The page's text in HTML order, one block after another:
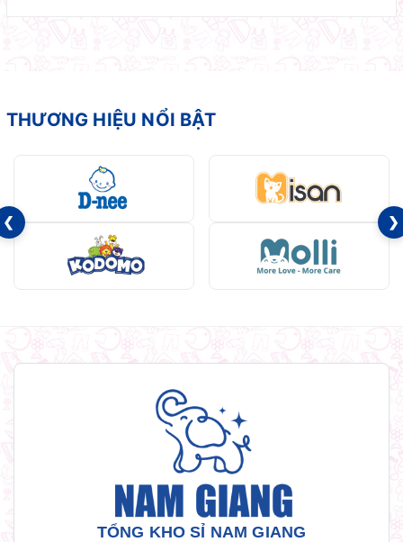
THƯƠNG HIỆU NỔI BẬT
❮ ❯
TỔNG KHO SỈ NAM GIANG